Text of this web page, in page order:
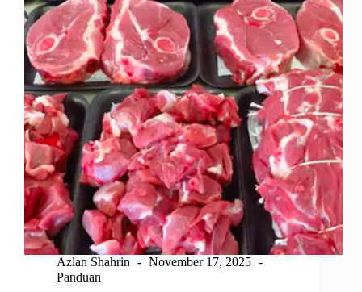
Azlan Shahrin
November 17, 2025
Panduan